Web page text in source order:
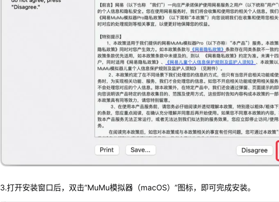
3.打开安装窗口后，双击“MuMu模拟器（macOS）”图标，即可完成安装。